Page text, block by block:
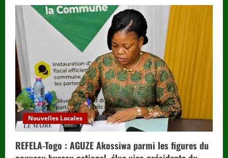
Nouvelles Locales
REFELA-Togo : AGUZE Akossiwa parmi les figures du